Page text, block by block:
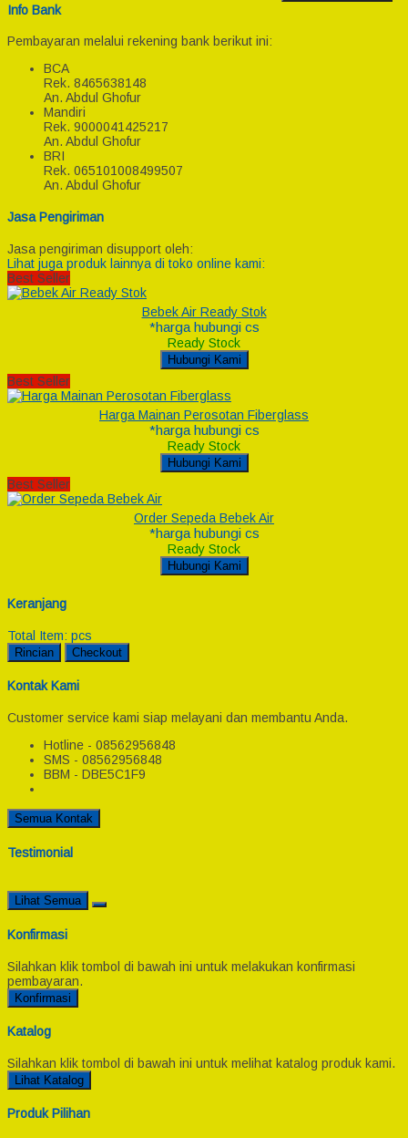
Info Bank
Pembayaran melalui rekening bank berikut ini:
BCA
Rek. 8465638148
An. Abdul Ghofur
Mandiri
Rek. 9000041425217
An. Abdul Ghofur
BRI
Rek. 065101008499507
An. Abdul Ghofur
Jasa Pengiriman
Jasa pengiriman disupport oleh:
Lihat juga produk lainnya di toko online kami:
Best Seller
Bebek Air Ready Stok
*harga hubungi cs
Ready Stock
Hubungi Kami
Best Seller
Harga Mainan Perosotan Fiberglass
*harga hubungi cs
Ready Stock
Hubungi Kami
Best Seller
Order Sepeda Bebek Air
*harga hubungi cs
Ready Stock
Hubungi Kami
Keranjang
Total Item: pcs
Rincian Checkout
Kontak Kami
Customer service kami siap melayani dan membantu Anda.
Hotline - 08562956848
SMS - 08562956848
BBM - DBE5C1F9
Semua Kontak
Testimonial
Lihat Semua
Konfirmasi
Silahkan klik tombol di bawah ini untuk melakukan konfirmasi
pembayaran.
Konfirmasi
Katalog
Silahkan klik tombol di bawah ini untuk melihat katalog produk kami.
Lihat Katalog
Produk Pilihan